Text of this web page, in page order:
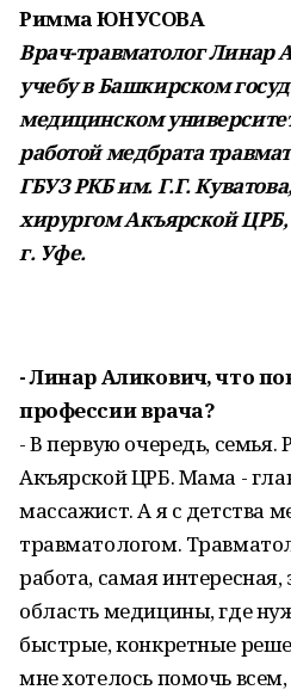
Римма ЮНУСОВА
Врач-травматолог
учебу в Башкирском
медицинском
работой медбрата
ГБУЗ РКБ им. Г.Г.
хирургом Акъярской
г. Уфе.
- Линар Аликович, что
профессии врача?
- В первую очередь, семья.
Акъярской ЦРБ. Мама -
массажист. А я с детства
травматологом.
работа, самая
область медицины, где
быстрые, конкретные
мне хотелось помочь